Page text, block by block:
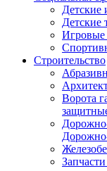
Детские
Детские
Игровые
Строительство
Ворота